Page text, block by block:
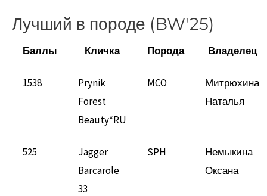
Лучший в породе (BW'25)
Баллы Кличка Порода Владелец
1538
Prynik
Forest
Beauty*RU
MCO
Митрюхина
Наталья
525
Jagger
Barcarole
33
SPH
Немыкина
Оксана